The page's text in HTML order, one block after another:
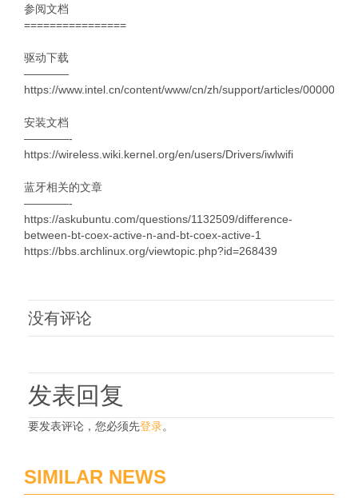
参阅文档
================
驱动下载
————
https://www.intel.cn/content/www/cn/zh/support/articles/
安装文档
————-
https://wireless.wiki.kernel.org/en/users/Drivers/iwlwifi
蓝牙相关的文章
————-
https://askubuntu.com/questions/1132509/difference-
between-bt-coex-active-n-and-bt-coex-active-1
https://bbs.archlinux.org/viewtopic.php?id=268439
没有评论
发表回复
要发表评论，您必须先登录。
SIMILAR NEWS